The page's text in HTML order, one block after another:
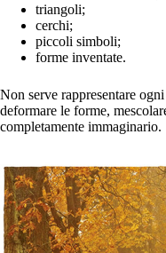
triangoli;
cerchi;
piccoli simboli;
forme inventate.
Non serve rappresentare
deformare le forme,
completamente immaginario.